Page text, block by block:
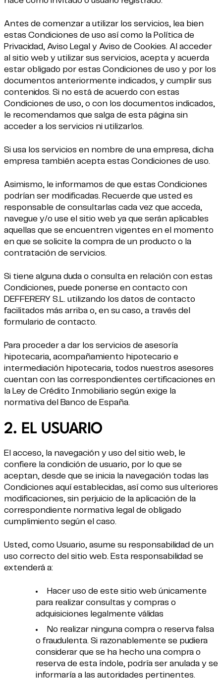
Antes de comenzar a utilizar los servicios, lea bien
estas Condiciones de uso así como la Política de
Privacidad, Aviso Legal y Aviso de Cookies. Al acceder
al sitio web y utilizar sus servicios, acepta y acuerda
estar obligado por estas Condiciones de uso y por los
documentos anteriormente indicados, y cumplir sus
contenidos. Si no está de acuerdo con estas
Condiciones de uso, o con los documentos indicados,
le recomendamos que salga de esta página sin
acceder a los servicios ni utilizarlos.
Si usa los servicios en nombre de una empresa, dicha
empresa también acepta estas Condiciones de uso.
Asimismo, le informamos de que estas Condiciones
podrían ser modificadas. Recuerde que usted es
responsable de consultarlas cada vez que acceda,
navegue y/o use el sitio web ya que serán aplicables
aquellas que se encuentren vigentes en el momento
en que se solicite la compra de un producto o la
contratación de servicios.
Si tiene alguna duda o consulta en relación con estas
Condiciones, puede ponerse en contacto con
DEFFERERY S.L. utilizando los datos de contacto
facilitados más arriba o, en su caso, a través del
formulario de contacto.
Para proceder a dar los servicios de asesoría
hipotecaria, acompañamiento hipotecario e
intermediación hipotecaria, todos nuestros asesores
cuentan con las correspondientes certificaciones en
la Ley de Crédito Inmobiliario según exige la
normativa del Banco de España.
2. EL USUARIO
El acceso, la navegación y uso del sitio web, le
confiere la condición de usuario, por lo que se
aceptan, desde que se inicia la navegación todas las
Condiciones aquí establecidas, así como sus ulteriores
modificaciones, sin perjuicio de la aplicación de la
correspondiente normativa legal de obligado
cumplimiento según el caso.
Usted, como Usuario, asume su responsabilidad de un
uso correcto del sitio web. Esta responsabilidad se
extenderá a:
Hacer uso de este sitio web únicamente
para realizar consultas y compras o
adquisiciones legalmente válidas
No realizar ninguna compra o reserva falsa
o fraudulenta. Si razonablemente se pudiera
considerar que se ha hecho una compra o
reserva de esta índole, podría ser anulada y se
informaría a las autoridades pertinentes.